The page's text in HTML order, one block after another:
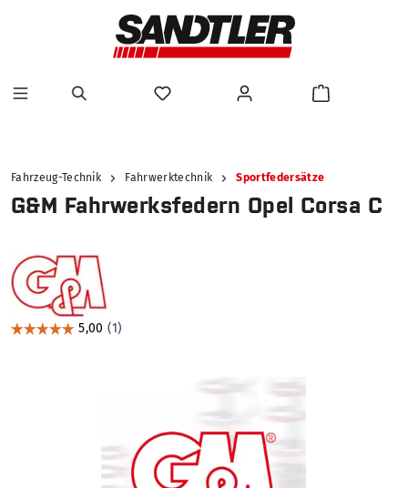
Fahrzeug-Technik Fahrwerktechnik Sportfedersätze
G&M Fahrwerksfedern Opel Corsa C